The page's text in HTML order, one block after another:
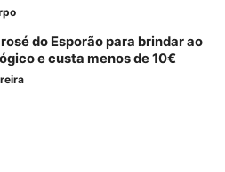
do Esporão para brindar ao
e custa menos de 10€